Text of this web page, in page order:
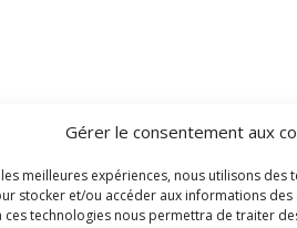
Gérer le consentement aux
meilleures expériences, nous utilisons des
stocker et/ou accéder aux informations des
ces technologies nous permettra de traiter